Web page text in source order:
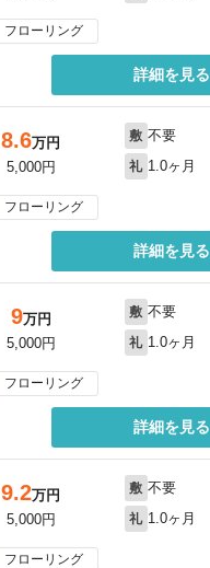
フローリング
詳細を見る
8.6万円
5,000円
敷 不要
礼 1.0ヶ月
フローリング
詳細を見る
9万円
5,000円
敷 不要
礼 1.0ヶ月
フローリング
詳細を見る
9.2万円
5,000円
敷 不要
礼 1.0ヶ月
フローリング